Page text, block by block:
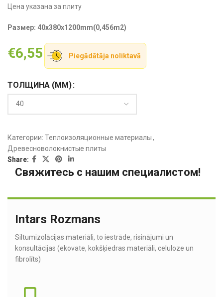
Цена указана за плиту
Размер: 40x380x1200mm(0,456m2)
€6,55 Piegādātāja noliktavā
ТОЛЩИНА (MM)
Категории: Теплоизоляционные материалы,
Древесноволокнистые плиты
Share:
Свяжитесь с нашим специалистом!
Intars Rozmans
Siltumizolācijas materiāli, to iestrāde, risinājumi un
konsultācijas (ekovate, kokšķiedras materiāli, celuloze un
fibrolīts)